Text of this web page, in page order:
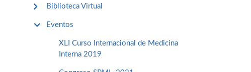
Biblioteca Virtual
Eventos
XLI Curso Internacional de Medicina
Interna 2019